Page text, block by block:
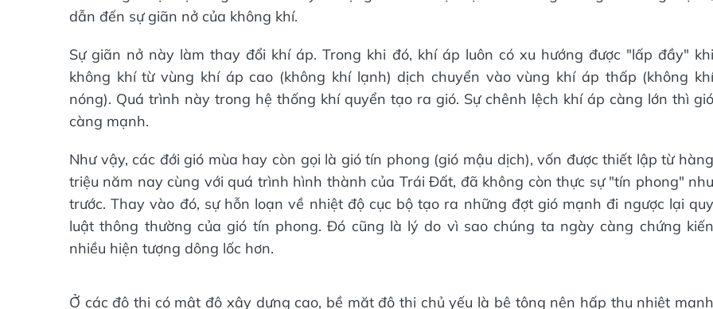
dẫn đến sự giãn nở của không khí.
Sự giãn nở này làm thay đổi khí áp. Trong khi đó, khí áp luôn có xu hướng được "lấp đầy" khi
không khí từ vùng khí áp cao (không khí lạnh) dịch chuyển vào vùng khí áp thấp (không khí
nóng). Quá trình này trong hệ thống khí quyển tạo ra gió. Sự chênh lệch khí áp càng lớn thì gió
càng mạnh.
Như vậy, các đới gió mùa hay còn gọi là gió tín phong (gió mậu dịch), vốn được thiết lập từ hàng
triệu năm nay cùng với quá trình hình thành của Trái Đất, đã không còn thực sự "tín phong" như
trước. Thay vào đó, sự hỗn loạn về nhiệt độ cục bộ tạo ra những đợt gió mạnh đi ngược lại quy
luật thông thường của gió tín phong. Đó cũng là lý do vì sao chúng ta ngày càng chứng kiến
nhiều hiện tượng dông lốc hơn.
Ở các đô thị có mật độ xây dựng cao, bề mặt đô thị chủ yếu là bê tông nên hấp thụ nhiệt mạnh